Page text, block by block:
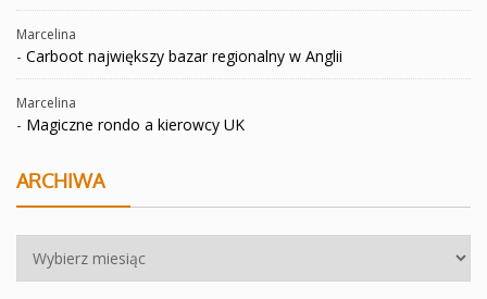
Marcelina
- Carboot największy bazar regionalny w Anglii
Marcelina
- Magiczne rondo a kierowcy UK
ARCHIWA